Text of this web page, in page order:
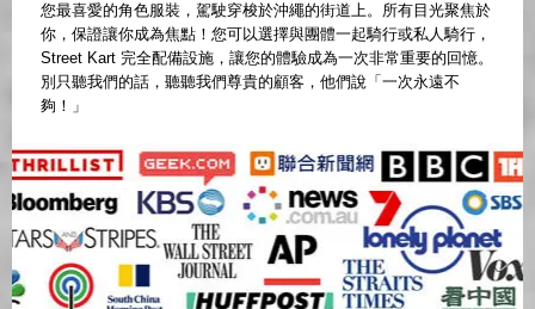
您最喜愛的角色服裝，駕駛穿梭於沖繩的街道上。所有目光聚焦於
你，保證讓你成為焦點！您可以選擇與團體一起騎行或私人騎行，
Street Kart 完全配備設施，讓您的體驗成為一次非常重要的回憶。
別只聽我們的話，聽聽我們尊貴的顧客，他們說「一次永遠不
夠！」